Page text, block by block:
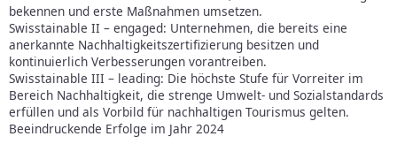
bekennen und erste Maßnahmen umsetzen.
Swisstainable II – engaged: Unternehmen, die bereits eine
anerkannte Nachhaltigkeitszertifizierung besitzen und
kontinuierlich Verbesserungen vorantreiben.
Swisstainable III – leading: Die höchste Stufe für Vorreiter im
Bereich Nachhaltigkeit, die strenge Umwelt- und Sozialstandards
erfüllen und als Vorbild für nachhaltigen Tourismus gelten.
Beeindruckende Erfolge im Jahr 2024